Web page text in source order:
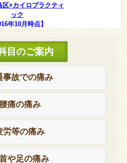
区×カイロプラクティ
ック
年10月時点】
目のご案内
事故での痛み
腰痛の痛み
労等の痛み
や足の痛み